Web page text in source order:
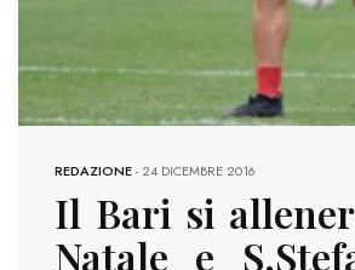
REDAZIONE-24 DICEMBRE 2016
Il Bari si
Natale e